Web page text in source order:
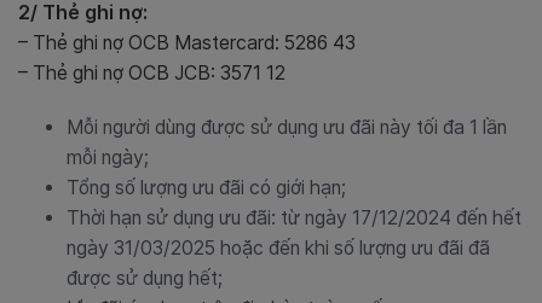
2/ Thẻ ghi nợ:
– Thẻ ghi nợ OCB Mastercard: 5286 43
– Thẻ ghi nợ OCB JCB: 3571 12
Mỗi người dùng được sử dụng ưu đãi này tối đa 1 lần
mỗi ngày;
Tổng số lượng ưu đãi có giới hạn;
Thời hạn sử dụng ưu đãi: từ ngày 17/12/2024 đến hết
ngày 31/03/2025 hoặc đến khi số lượng ưu đãi đã
được sử dụng hết;